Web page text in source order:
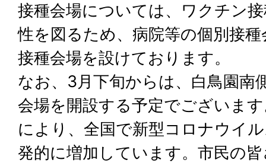
接種会場については、ワクチン
性を図るため、病院等の個別接
接種会場を設けております。
なお、3月下旬からは、白鳥園南
会場を開設する予定でございま
により、全国で新型コロナウイ
発的に増加しています。市民の